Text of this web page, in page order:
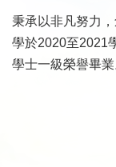
秉承以非凡努力
學於2020至2021
學士一級榮譽畢業